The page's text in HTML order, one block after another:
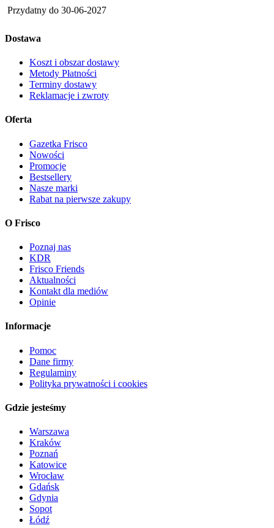
Przydatny do 30-06-2027
Dostawa
Koszt i obszar dostawy
Metody Płatności
Terminy dostawy
Reklamacje i zwroty
Oferta
Gazetka Frisco
Nowości
Promocje
Bestsellery
Nasze marki
Rabat na pierwsze zakupy
O Frisco
Poznaj nas
KDR
Frisco Friends
Aktualności
Kontakt dla mediów
Opinie
Informacje
Pomoc
Dane firmy
Regulaminy
Polityka prywatności i cookies
Gdzie jesteśmy
Warszawa
Kraków
Poznań
Katowice
Wrocław
Gdańsk
Gdynia
Sopot
Łódź